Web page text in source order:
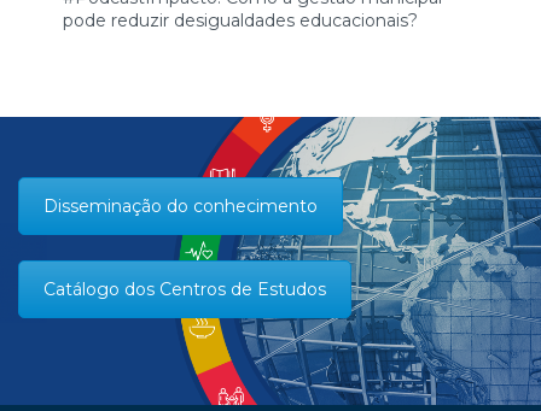
pode reduzir desigualdades educacionais?
Disseminação do conhecimento
Catálogo dos Centros de Estudos